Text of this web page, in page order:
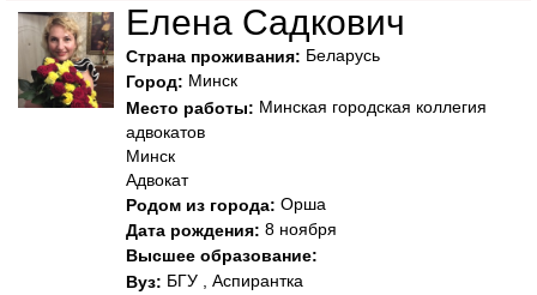
Елена Садкович
Страна проживания: Беларусь
Город: Минск
Место работы: Минская городская коллегия
адвокатов
Минск
Адвокат
Родом из города: Орша
Дата рождения: 8 ноября
Высшее образование:
Вуз: БГУ , Аспирантка